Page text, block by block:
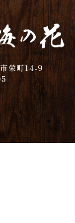
栄町14-9